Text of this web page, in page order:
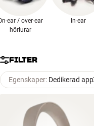
TV
Kablar
Tillbehör
INSPIRATION
ear / over-ear
hörlurar
In-ear
FILTER
Egenskaper: Dedikerad app